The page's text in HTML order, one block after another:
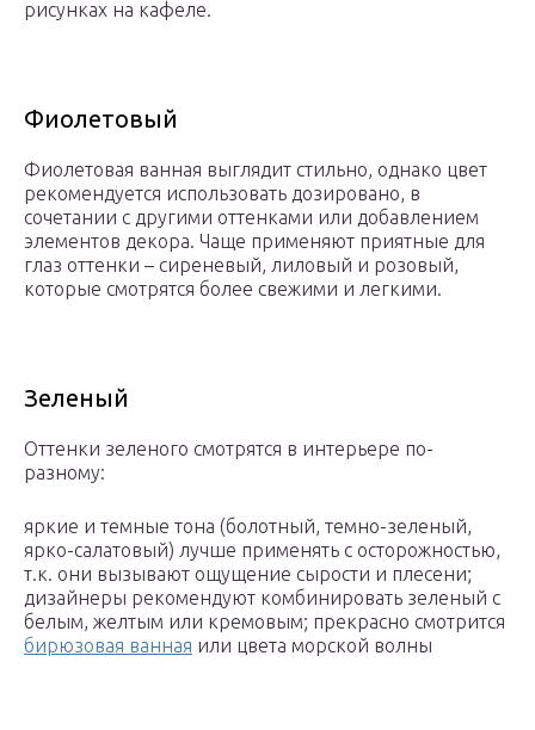
рисунках на кафеле.
Фиолетовый
Фиолетовая ванная выглядит стильно, однако цвет
рекомендуется использовать дозировано, в
сочетании с другими оттенками или добавлением
элементов декора. Чаще применяют приятные для
глаз оттенки – сиреневый, лиловый и розовый,
которые смотрятся более свежими и легкими.
Зеленый
Оттенки зеленого смотрятся в интерьере по-
разному:
яркие и темные тона (болотный, темно-зеленый,
ярко-салатовый) лучше применять с осторожностью,
т.к. они вызывают ощущение сырости и плесени;
дизайнеры рекомендуют комбинировать зеленый с
белым, желтым или кремовым; прекрасно смотрится
бирюзовая ванная или цвета морской волны